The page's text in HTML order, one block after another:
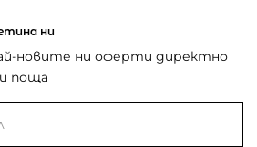
ни
новите ни оферти директно
поща